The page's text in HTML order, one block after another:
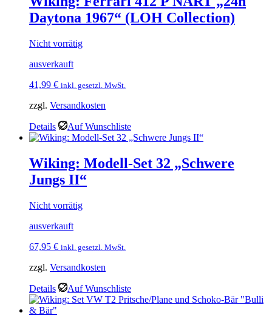
Daytona 1967“ (LOH Collection)
Nicht vorrätig
ausverkauft
41,99 € inkl. gesetzl. MwSt.
zzgl. Versandkosten
Details Auf Wunschliste
Wiking: Modell-Set 32 „Schwere
Jungs II“
Nicht vorrätig
ausverkauft
67,95 € inkl. gesetzl. MwSt.
zzgl. Versandkosten
Details Auf Wunschliste